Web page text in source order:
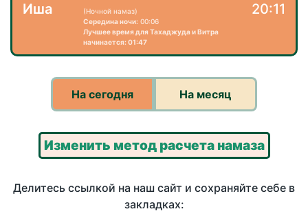
Иша
(Ночной намаз)
Середина ночи: 00:06
Лучшее время для Тахаджуда и Витра
начинается: 01:47
20:11
На сегодня На месяц
Изменить метод расчета намаза
Делитесь ссылкой на наш сайт и сохраняйте себе в
закладках: